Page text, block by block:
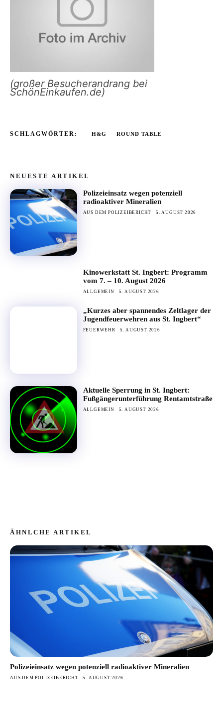
(großer Besucherandrang bei
SchönEinkaufen.de)
SCHLAGWÖRTER: H&G ROUND TABLE
NEUESTE ARTIKEL
Polizeieinsatz wegen potenziell
radioaktiver Mineralien
AUS DEM POLIZEIBERICHT 5. AUGUST 2026
Kinowerkstatt St. Ingbert: Programm
vom 7. – 10. August 2026
ALLGEMEIN 5. AUGUST 2026
„Kurzes aber spannendes Zeltlager der
Jugendfeuerwehren aus St. Ingbert“
FEUERWEHR 5. AUGUST 2026
Aktuelle Sperrung in St. Ingbert:
Fußgängerunterführung Rentamtstraße
ALLGEMEIN 5. AUGUST 2026
ÄHNLCHE ARTIKEL
Polizeieinsatz wegen potenziell radioaktiver Mineralien
AUS DEM POLIZEIBERICHT 5. AUGUST 2026